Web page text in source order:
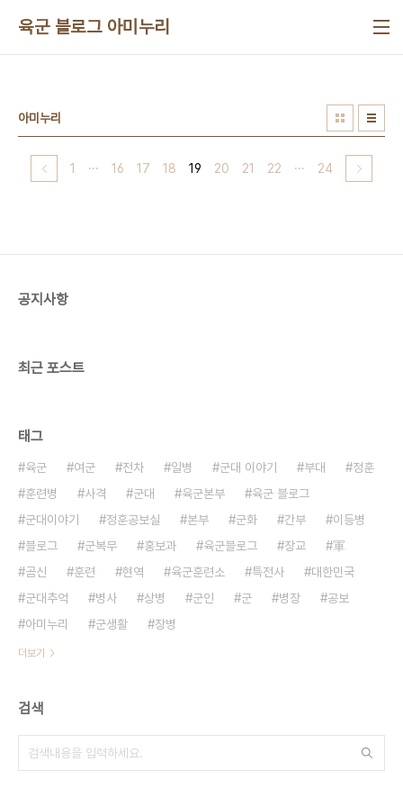
육군 블로그 아미누리
아미누리
1 ··· 16 17 18 19 20 21 22 ··· 24
공지사항
최근 포스트
태그
육군 여군 전차 일병 군대 이야기 부대
정훈
훈련병
사격 군대 육군본부
육군 블로그
군대이야기
정훈공보실 본부 군화 간부
이등병
블로그
군복무 홍보과 육군블로그 장교
軍
곰신
훈련 현역 육군훈련소 특전사
대한민국
군대추억
병사 상병 군인 군 병장
공보
아미누리
군생활 장병
더보기
검색